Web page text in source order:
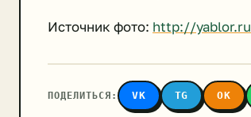
Источник фото: http://yablor.ru
ПОДЕЛИТЬСЯ: VK TG OK